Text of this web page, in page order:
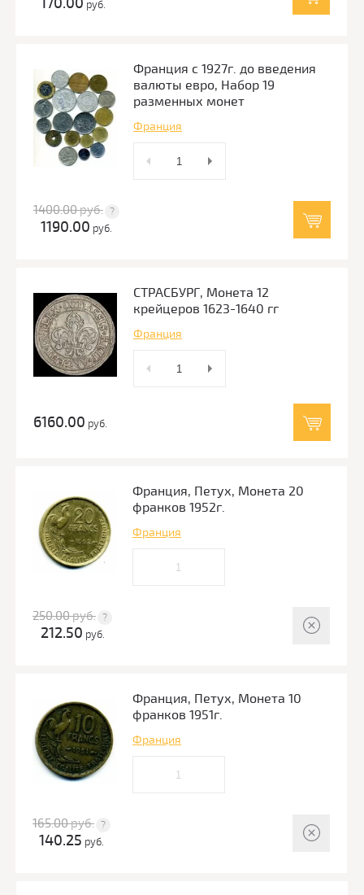
170.00 руб.
Франция с 1927г. до введения
валюты евро, Набор 19
разменных монет
Франция
1400.00руб.
1190.00 руб.
СТРАСБУРГ, Монета 12
крейцеров 1623-1640 гг
Франция
6160.00 руб.
Франция, Петух, Монета 20
франков 1952г.
Франция
250.00руб.
212.50 руб.
Франция, Петух, Монета 10
франков 1951г.
Франция
165.00руб.
140.25 руб.